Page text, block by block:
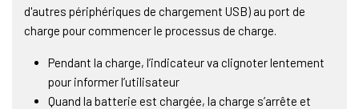
d'autres périphériques de chargement USB) au port de
charge pour commencer le processus de charge.
Pendant la charge, l’indicateur va clignoter lentement
pour informer l’utilisateur
Quand la batterie est chargée, la charge s’arrête et